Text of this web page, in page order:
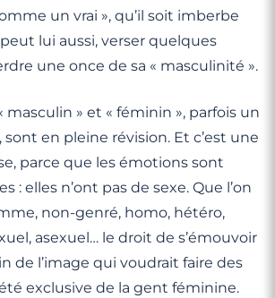
un vrai », qu’il soit imberbe
lui aussi, verser quelques
une once de sa « masculinité ».
masculin » et « féminin », parfois un
en pleine révision. Et c’est une
parce que les émotions sont
: elles n’ont pas de sexe. Que l’on
non-genré, homo, hétéro,
asexuel… le droit de s’émouvoir
de l’image qui voudrait faire des
exclusive de la gent féminine.